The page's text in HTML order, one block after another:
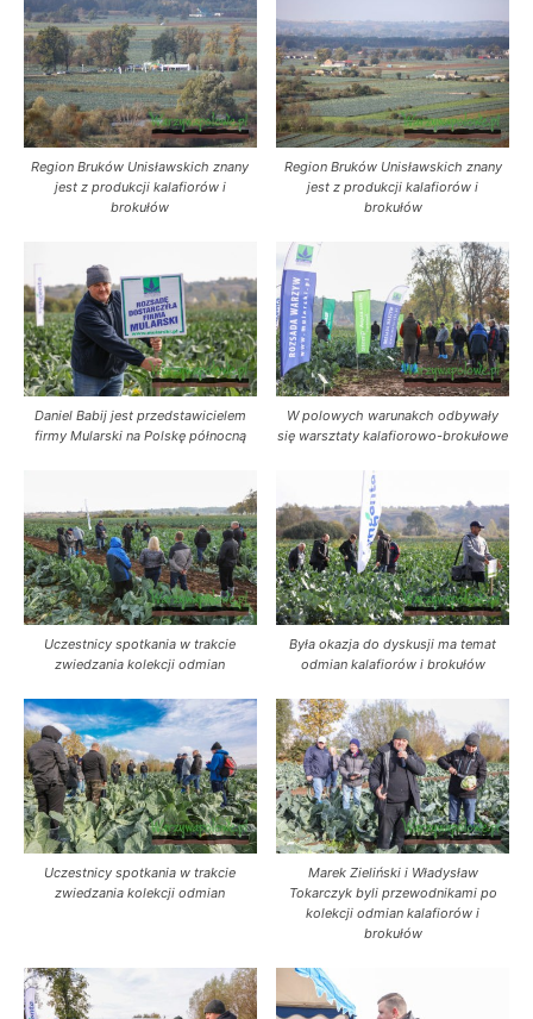
Region Bruków Unisławskich znany
jest z produkcji kalafiorów i
brokułów
Region Bruków Unisławskich znany
jest z produkcji kalafiorów i
brokułów
Daniel Babij jest przedstawicielem
firmy Mularski na Polskę północną
W polowych warunakch odbywały
się warsztaty kalafiorowo-brokułowe
Uczestnicy spotkania w trakcie
zwiedzania kolekcji odmian
Była okazja do dyskusji ma temat
odmian kalafiorów i brokułów
Uczestnicy spotkania w trakcie
zwiedzania kolekcji odmian
Marek Zieliński i Władysław
Tokarczyk byli przewodnikami po
kolekcji odmian kalafiorów i
brokułów